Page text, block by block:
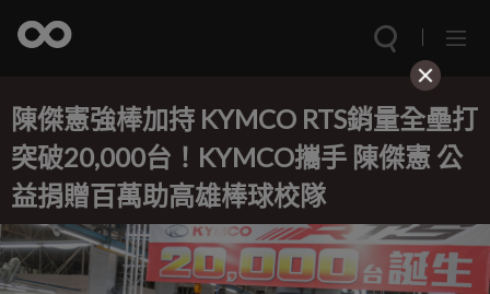
陳傑憲強棒加持 KYMCO RTS銷量全壘打
突破20,000台！KYMCO攜手 陳傑憲 公
益捐贈百萬助高雄棒球校隊